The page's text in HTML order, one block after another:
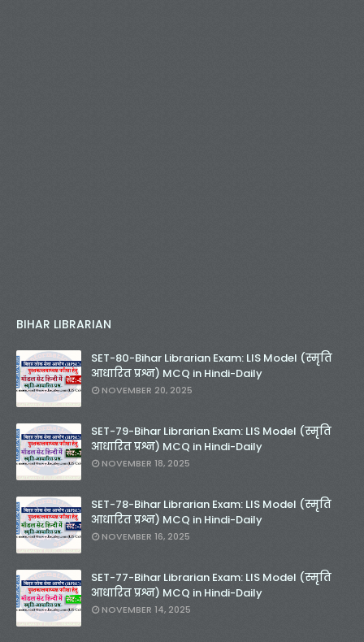
BIHAR LIBRARIAN
SET-80-Bihar Librarian Exam: LIS Model (स्मृति
आधारित प्रश्न) MCQ in Hindi-Daily
NOVEMBER 20, 2025
SET-79-Bihar Librarian Exam: LIS Model (स्मृति
आधारित प्रश्न) MCQ in Hindi-Daily
NOVEMBER 18, 2025
SET-78-Bihar Librarian Exam: LIS Model (स्मृति
आधारित प्रश्न) MCQ in Hindi-Daily
NOVEMBER 16, 2025
SET-77-Bihar Librarian Exam: LIS Model (स्मृति
आधारित प्रश्न) MCQ in Hindi-Daily
NOVEMBER 14, 2025